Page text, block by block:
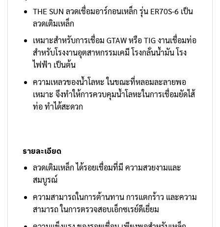
THE SUN ลวดเชื่อมอาร์กอนเหล็ก รุ่น ER70S-6 เป็น
ลวดเติมเหล็ก
เหมาะสำหรับการเชื่อม GTAW หรือ TIG งานเชื่อมท่อ
สำหรับโรงงานอุตสาหกรรมเคมี โรงกลั่นน้ำมัน โรง
ไฟฟ้า เป็นต้น
ความเหลวของน้ำโลหะ ในขณะที่หลอมละลายพอ
เหมาะ จึงทำให้การควบคุมน้ำโลหะในการเชื่อมยัดไส้
ท่อ ทำได้สะดวก
รายละเอียด
ลวดเติมเหล็ก ได้รอยเชื่อมที่มี ความสวยงามและ
สมบูรณ์
ความสามารถในการต้านทาน การแตกร้าว และความ
สามารถ ในการตรวจสอบเอ็กซเรย์ดีเยี่ยม